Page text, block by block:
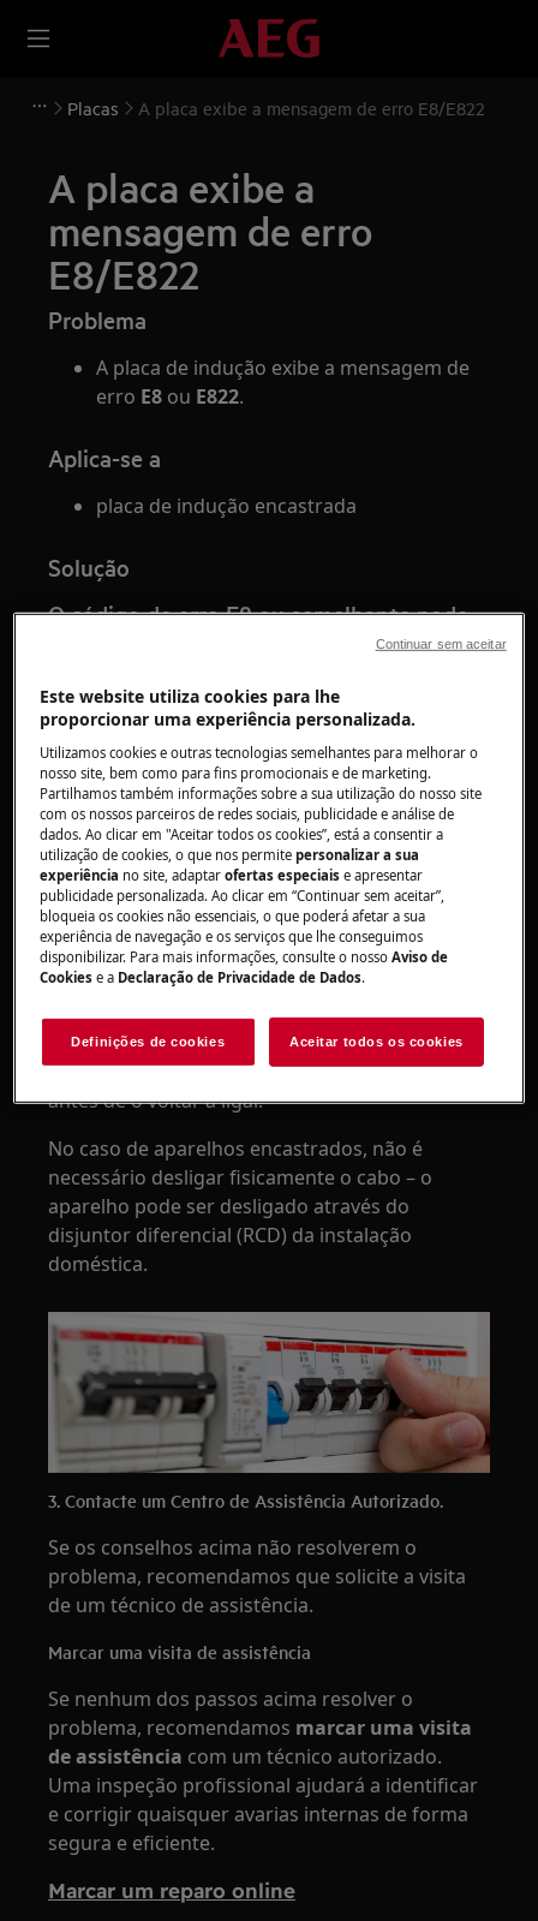
Placas A placa exibe a mensagem de erro E8/E822
A placa exibe a
mensagem de erro
E8/E822
Problema
A placa de indução exibe a mensagem de
erro E8 ou E822.
Aplica-se a
placa de indução encastrada
Solução
O código de erro E8 ou semelhante pode
1. No caso de uma nova instalação: A placa foi ligada
incorretamente à alimentação elétrica.
Verifique se a placa está corretamente ligada à
alimentação elétrica, de acordo com asinstruções
de instalação. Contacte o instalador do aparelho.
2. O aparelho estava a funcionar corretamente, mas o
erro E8 surgiu passado algum tempo: A placa indica
um erro na eletrónica.
Reinicie o aparelho e verifique se funciona
corretamente depois de o voltar a ligar.
Nota:Para reiniciar o aparelho, desligue-o da
corrente e aguarde pelo menos 30 segundos
antes de o voltar a ligar.
No caso de aparelhos encastrados, não é
necessário desligar fisicamente o cabo – o
aparelho pode ser desligado através do
disjuntor diferencial (RCD) da instalação
doméstica.
3. Contacte um Centro de Assistência Autorizado.
Se os conselhos acima não resolverem o
problema, recomendamos que solicite a visita
de um técnico de assistência.
Marcar uma visita de assistência
Se nenhum dos passos acima resolver o
problema, recomendamos marcar uma visita
de assistência com um técnico autorizado.
Uma inspeção profissional ajudará a identificar
e corrigir quaisquer avarias internas de forma
segura e eficiente.
Marcar um reparo online
Este website utiliza cookies para lhe
proporcionar uma experiência personalizada.
Utilizamos cookies e outras tecnologias semelhantes para melhorar o
nosso site, bem como para fins promocionais e de marketing.
Partilhamos também informações sobre a sua utilização do nosso site
com os nossos parceiros de redes sociais, publicidade e análise de
dados. Ao clicar em "Aceitar todos os cookies”, está a consentir a
utilização de cookies, o que nos permitepersonalizar a sua
experiência no site, adaptarofertas especiaise apresentar
publicidade personalizada. Ao clicar em “Continuar sem aceitar”,
bloqueia os cookies não essenciais, o que poderá afetar a sua
experiência de navegação e os serviços que lhe conseguimos
disponibilizar. Para mais informações, consulte o nossoAviso de
Cookies e a Declaração de Privacidade de Dados.
Definições de cookies Aceitar todos os cookies
Continuar sem aceitar